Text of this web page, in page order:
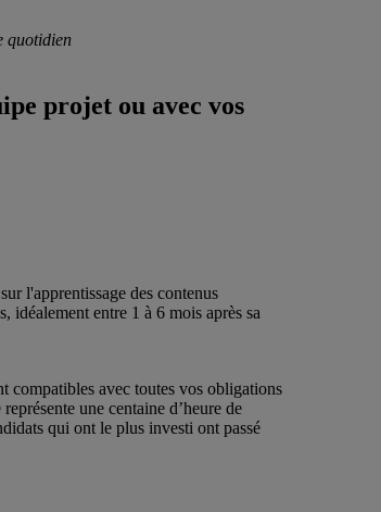
quotidien
projet ou avec vos
l'apprentissage des contenus
idéalement entre 1 à 6 mois après sa
compatibles avec toutes vos obligations
une centaine d’heure de
qui ont le plus investi ont passé